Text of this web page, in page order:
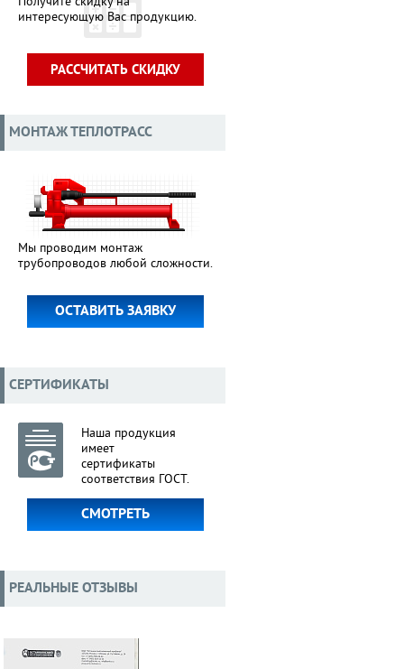
интересующую Вас продукцию.
РАССЧИТАТЬ СКИДКУ
МОНТАЖ ТЕПЛОТРАСС
Мы проводим монтаж
трубопроводов любой сложности.
ОСТАВИТЬ ЗАЯВКУ
СЕРТИФИКАТЫ
Наша продукция
имеет
сертификаты
соответствия ГОСТ.
СМОТРЕТЬ
РЕАЛЬНЫЕ ОТЗЫВЫ